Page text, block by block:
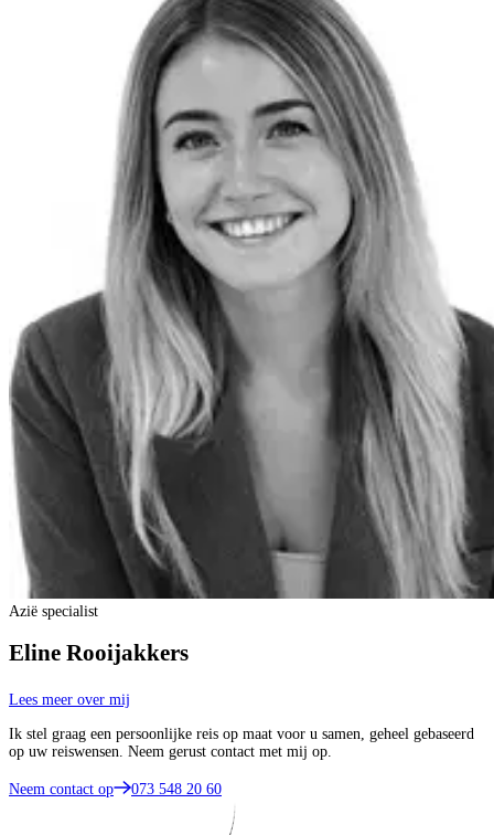
Azië specialist
Eline Rooijakkers
Lees meer over mij
Ik stel graag een persoonlijke reis op maat voor u samen, geheel gebaseerd
op uw reiswensen. Neem gerust contact met mij op.
Neem contact op 073 548 20 60